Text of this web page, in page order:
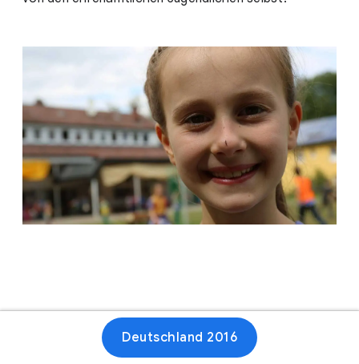
Deutschland 2016